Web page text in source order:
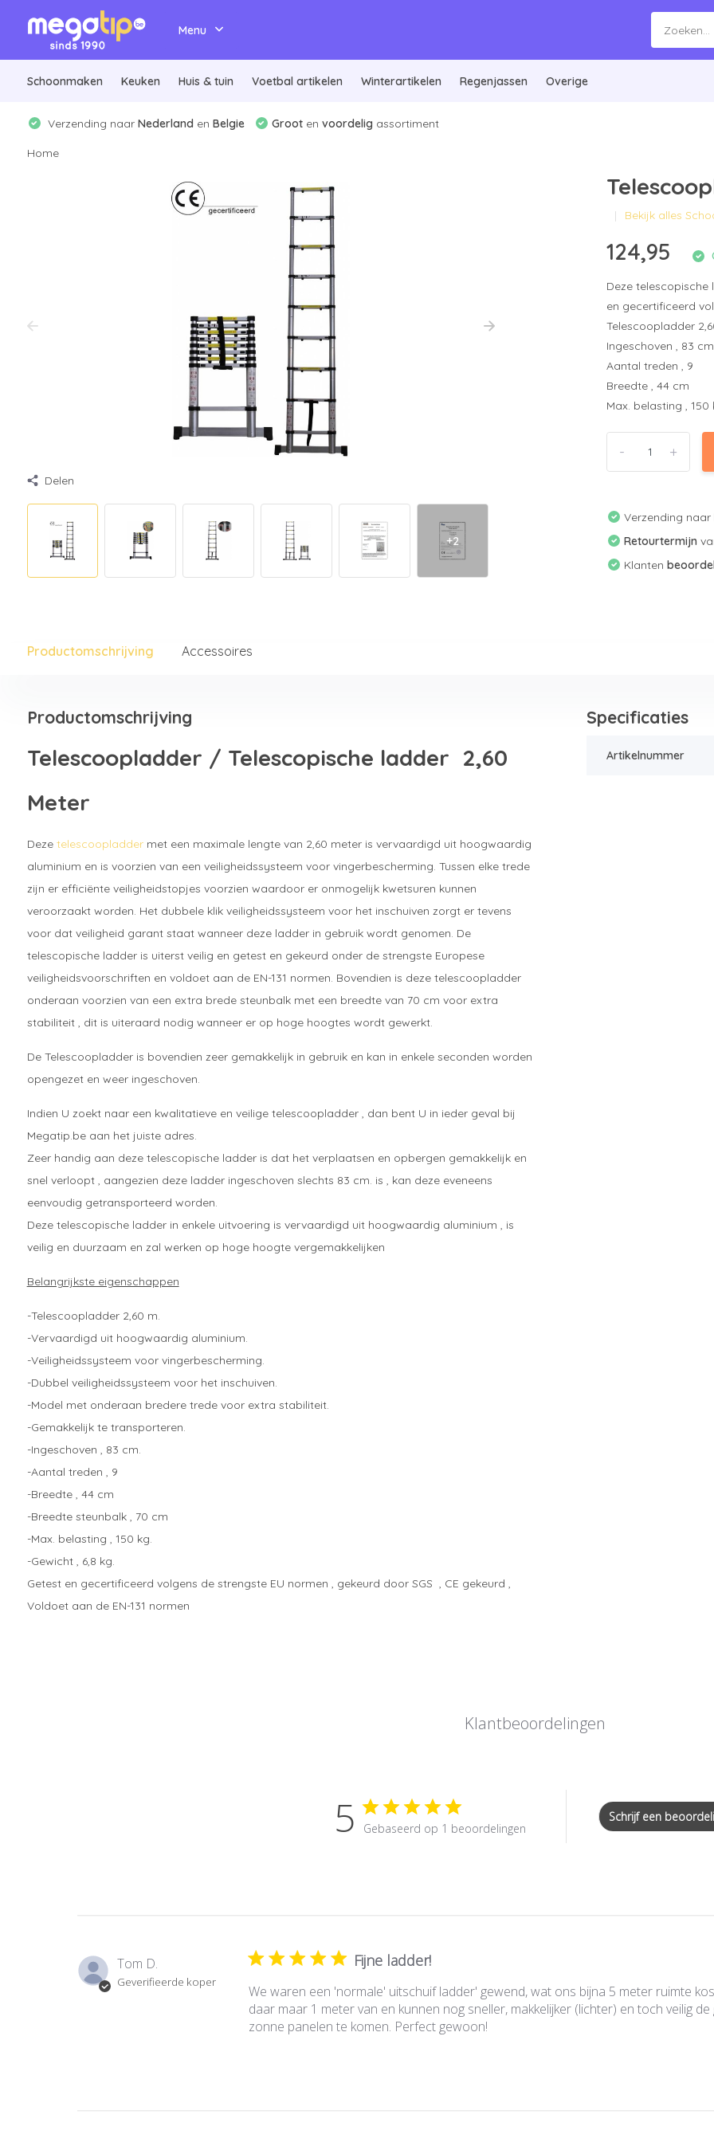
Menu
Schoonmaken Keuken Huis & tuin Voetbal artikelen Winterartikelen Regenjassen Overige
Verzending naar Nederland en Belgie Grooten voordelig assortiment
Home
Delen
+2
Bekijk alles
124,95
Deze
en gecertificeerd
Telescoopladder
Ingeschoven , 83
Aantal treden , 9
Breedte , 44 cm
Max. belasting , 150
+
-
Verzending naar
Retourtermijn
Klanten
Productomschrijving Accessoires
Productomschrijving
Telescoopladder / Telescopische ladder 2,60
Meter
Deze telescoopladdermet een maximale lengte van 2,60 meter is vervaardigd uit hoogwaardig
aluminium en is voorzien van een veiligheidssysteem voor vingerbescherming. Tussen elke trede
zijn er efficiënte veiligheidstopjes voorzien waardoor er onmogelijk kwetsuren kunnen
veroorzaakt worden. Het dubbele klik veiligheidssysteem voor het inschuiven zorgt er tevens
voor dat veiligheid garant staat wanneer deze ladder in gebruik wordt genomen. De
telescopische ladder is uiterst veilig en getest en gekeurd onder de strengste Europese
veiligheidsvoorschriften en voldoet aan de EN-131 normen. Bovendien is deze telescoopladder
onderaan voorzien van een extra brede steunbalk met een breedte van 70 cm voor extra
stabiliteit , dit is uiteraard nodig wanneer er op hoge hoogtes wordt gewerkt.
De Telescoopladder is bovendien zeer gemakkelijk in gebruik en kan in enkele seconden worden
opengezet en weer ingeschoven.
Indien U zoekt naar een kwalitatieve en veilige telescoopladder , dan bent U in ieder geval bij
Megatip.be aan het juiste adres.
Zeer handig aan deze telescopische ladder is dat het verplaatsen en opbergen gemakkelijk en
snel verloopt , aangezien deze ladder ingeschoven slechts 83 cm. is , kan deze eveneens
eenvoudig getransporteerd worden.
Deze telescopische ladder in enkele uitvoering is vervaardigd uit hoogwaardig aluminium , is
veilig en duurzaam en zal werken op hoge hoogte vergemakkelijken
Belangrijkste eigenschappen
-Telescoopladder 2,60 m.
-Vervaardigd uit hoogwaardig aluminium.
-Veiligheidssysteem voor vingerbescherming.
-Dubbel veiligheidssysteem voor het inschuiven.
-Model met onderaan bredere trede voor extra stabiliteit.
-Gemakkelijk te transporteren.
-Ingeschoven , 83 cm.
-Aantal treden , 9
-Breedte , 44 cm
-Breedte steunbalk , 70 cm
-Max. belasting , 150 kg.
-Gewicht , 6,8 kg.
Getest en gecertificeerd volgens de strengste EU normen , gekeurd door SGS , CE gekeurd ,
Voldoet aan de EN-131 normen
Specificaties
Artikelnummer
Klantbeoordelingen
5 Gebaseerd op 1 beoordelingen
Schrijf een
Tom D.
Geverifieerde koper
Fijne ladder!
We waren een 'normale' uitschuif ladder' gewend, wat ons bijna 5 meter ruimte
daar maar 1 meter van en kunnen nog sneller, makkelijker (lichter) en toch veilig
zonne panelen te komen. Perfect gewoon!